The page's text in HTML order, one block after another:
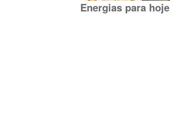
Energias para hoje